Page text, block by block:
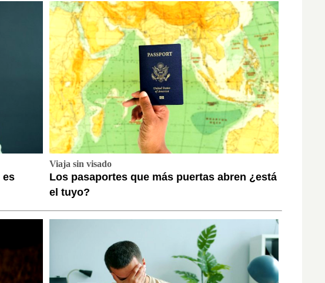
es
Viaja sin visado
Los pasaportes que más puertas abren ¿está
el tuyo?